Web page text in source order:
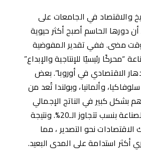
والاقتصاد في الجامعات على
أن دورها الحاسم أصبح أكثر حيوية
مضى. ففي تقدير المفوضية
“محركًا رئيسيًا للإنتاجية والإبداع”
الاقتصادي في أوروبا”. بعض
وألمانيا، وبولندا تُعد من
بشكل كبير في الناتج الإجمالي
المحلي عبر قطاع الصناعة بنسب تتجاوز الـ20%. ونتيجة
الاقتصادات نحو التصدير ، مما
أكثر استدامة على المدى البعيد.